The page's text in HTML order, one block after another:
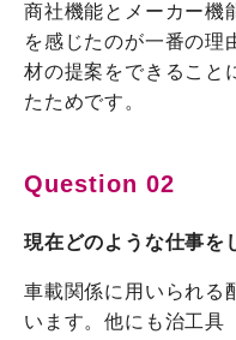
商社機能とメーカー機
を感じたのが一番の理
材の提案をできること
たためです。
Question 02
現在どのような仕事を
車載関係に用いられる
います。他にも治工具